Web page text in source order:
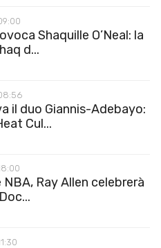
Shaquille O’Neal: la
d...
il duo Giannis-Adebayo:
Cul...
Ray Allen celebrerà